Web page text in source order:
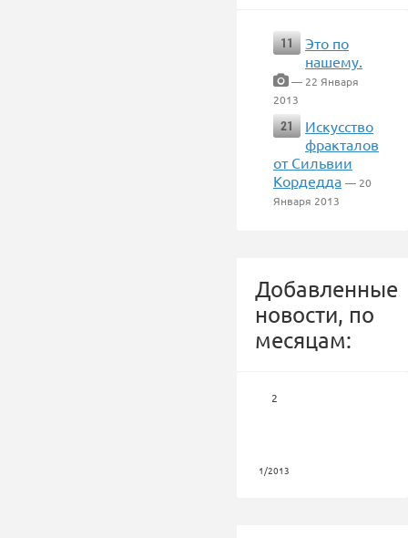
11
Это по
нашему.
— 22 Января
2013
21
Искусство
фракталов
от Сильвии
Кордедда — 20
Января 2013
Добавленные
новости, по
месяцам:
2
1/2013